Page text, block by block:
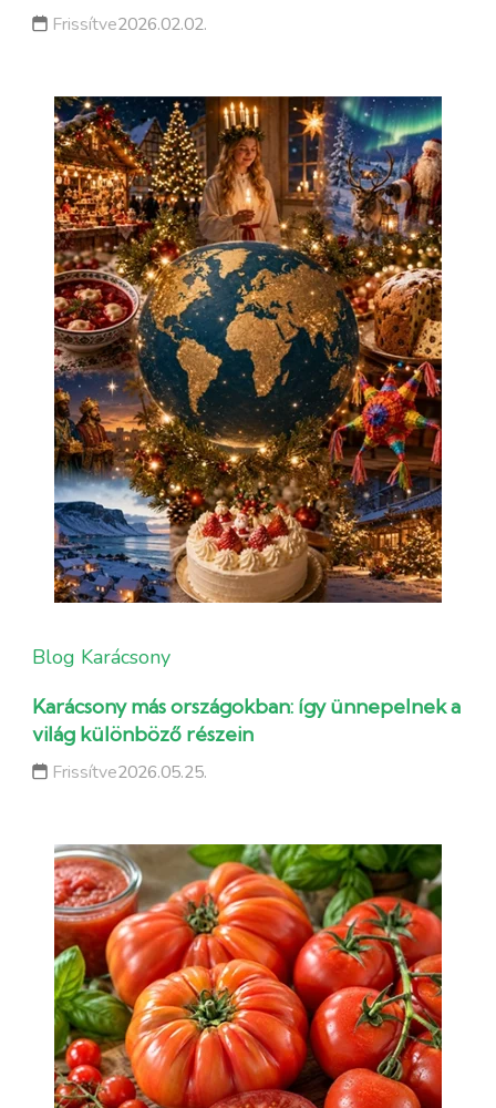
Frissítve2026.02.02.
Blog Karácsony
Karácsony más országokban: így ünnepelnek a
világ különböző részein
Frissítve2026.05.25.